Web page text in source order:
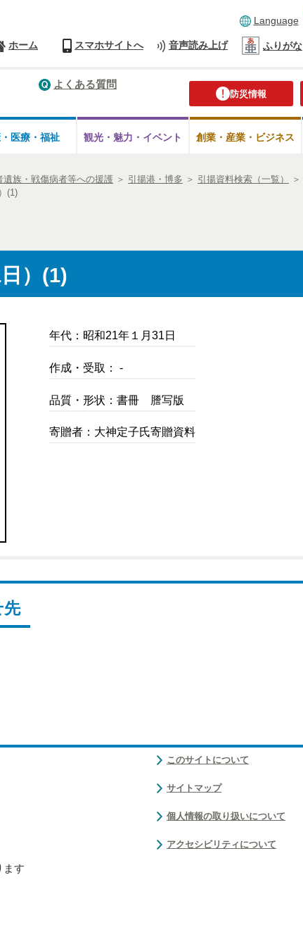
Language
ホーム スマホサイトへ 音声読み上げ ふりがな
防災情報
よくある質問
医療・ 福祉 観光・魅力・ イベント 創業・産業・ビジネス
遺族・戦傷病者等への援護 ＞ 引揚港・博多 ＞ 引揚資料検索（一覧） ＞
(1)
）(1)
年代：昭和21年１月31日
作成・受取： -
品質・形状：書冊 謄写版
寄贈者：大神定子氏寄贈資料
先
ます
このサイトについて
サイトマップ
個人情報の取り扱いについて
アクセシビリティについて